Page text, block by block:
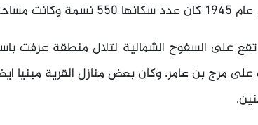
6492 دونما.
على السفوح الشمالية لتلال منطقة عرفت باسم
مرج بن عامر. وكان بعض منازل القرية مبنيا